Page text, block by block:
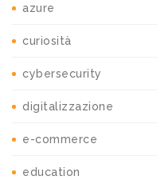
azure
curiosità
cybersecurity
digitalizzazione
e-commerce
education